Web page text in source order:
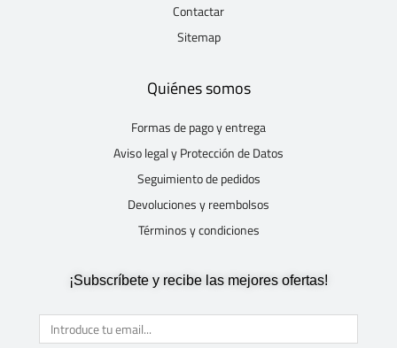
Contactar
Sitemap
Quiénes somos
Formas de pago y entrega
Aviso legal y Protección de Datos
Seguimiento de pedidos
Devoluciones y reembolsos
Términos y condiciones
¡Subscríbete y recibe las mejores ofertas!